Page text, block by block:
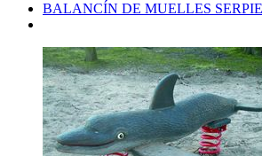
BALANCÍN DE MUELLES